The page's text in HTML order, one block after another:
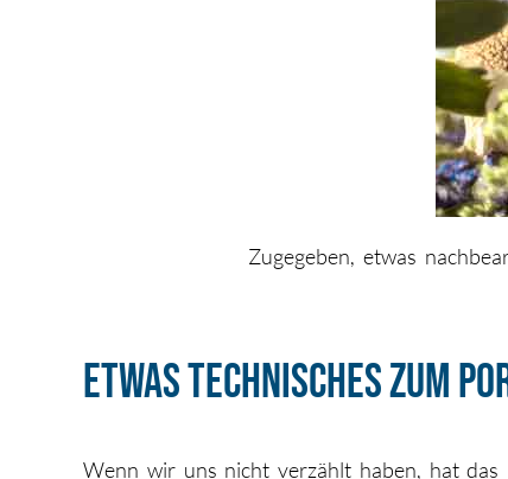
Zugegeben, etwas
Etwas Technisches zum
Wenn wir uns nicht verzählt haben, hat